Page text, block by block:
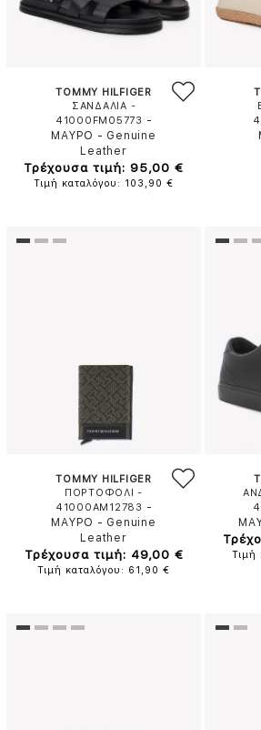
TOMMY HILFIGER
ΣΑΝΔΑΛΙΑ -
41000FM05773 -
ΜΑΥΡΟ - Genuine
Leather
Τρέχουσα τιμή: 95,00 €
Τιμή καταλόγου: 103,90 €
TOMMY HILFIGER
ΠΟΡΤΟΦΟΛΙ -
41000AM12783 -
ΜΑΥΡΟ - Genuine
Leather
Τρέχουσα τιμή: 49,00 €
Τιμή καταλόγου: 61,90 €
Τιμή